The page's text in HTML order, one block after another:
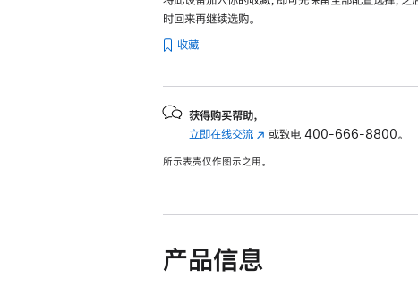
时回来再继续选购。
收藏
获得购买帮助，
立即在线交流 (在 或致电400-666-8800。
所示表壳仅作图示之用。
产品信息